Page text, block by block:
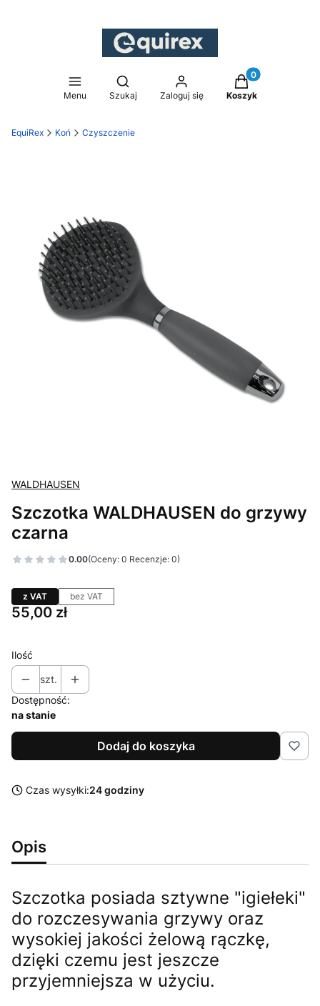
Menu
Otwórz wyszukiwarkę
Szukaj Zaloguj się
Produkty w
Koszyk
EquiRex Koń Czyszczenie
WALDHAUSEN
Szczotka WALDHAUSEN do grzywy
czarna
0.00(Oceny: 0 Recenzje: 0)
z VAT bez VAT
Cena
55,00 zł
Ilość
szt.
Dostępność:
na stanie
Dodaj do koszyka
Czas wysyłki:24 godziny
Opis
Szczotka posiada sztywne "igiełeki"
do rozczesywania grzywy oraz
wysokiej jakości żelową rączkę,
dzięki czemu jest jeszcze
przyjemniejsza w użyciu.